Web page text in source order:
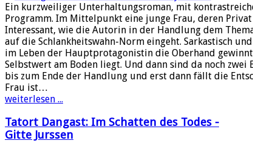
Ein kurzweiliger Unterhaltungsroman, mit
Programm. Im Mittelpunkt eine junge Frau, deren
Interessant, wie die Autorin in der Handlung dem
auf die Schlankheitswahn-Norm eingeht. Sarkastisch
im Leben der Hauptprotagonistin die Oberhand
Selbstwert am Boden liegt. Und dann sind da noch
bis zum Ende der Handlung und erst dann fällt die
Frau ist…
weiterlesen ...
Tatort Dangast: Im Schatten des Todes -
Gitte Jurssen